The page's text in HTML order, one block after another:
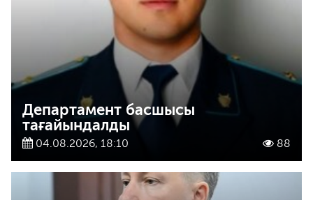
Департамент басшысы
тағайындалды
04.08.2026, 18:10 88